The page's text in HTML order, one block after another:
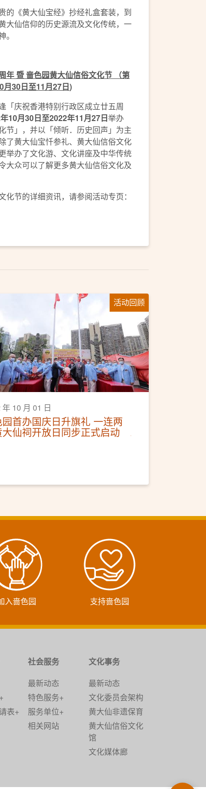
的《黄大仙宝经》抄经礼盒套装，到
大仙信仰的历史源流及文化传统，一
年 暨啬色园黄大仙信俗文化节
（第
月30日至11月27日)
「庆祝香港特别行政区成立廿五周
年10月30日至2022年11月27日举办
节」，并以「倾听．历史回声」为主
了黄大仙宝忏参礼、黄大仙信俗文化
举办了文化游、文化讲座及中华传统
大众可以了解更多黄大仙信俗文化及
节的详细资讯，请参阅活动专页：
活动回顾
10 月 01 日
首办国庆日升旗礼 一连两
仙祠开放日同步正式启动
入啬色园 支持啬色园
表+
社会服务
最新动态
特色服务+
服务单位+
相关网站
文化事务
最新动态
文化委员会架构
黄大仙非遗保育
黄大仙信俗文化
馆
文化媒体廊